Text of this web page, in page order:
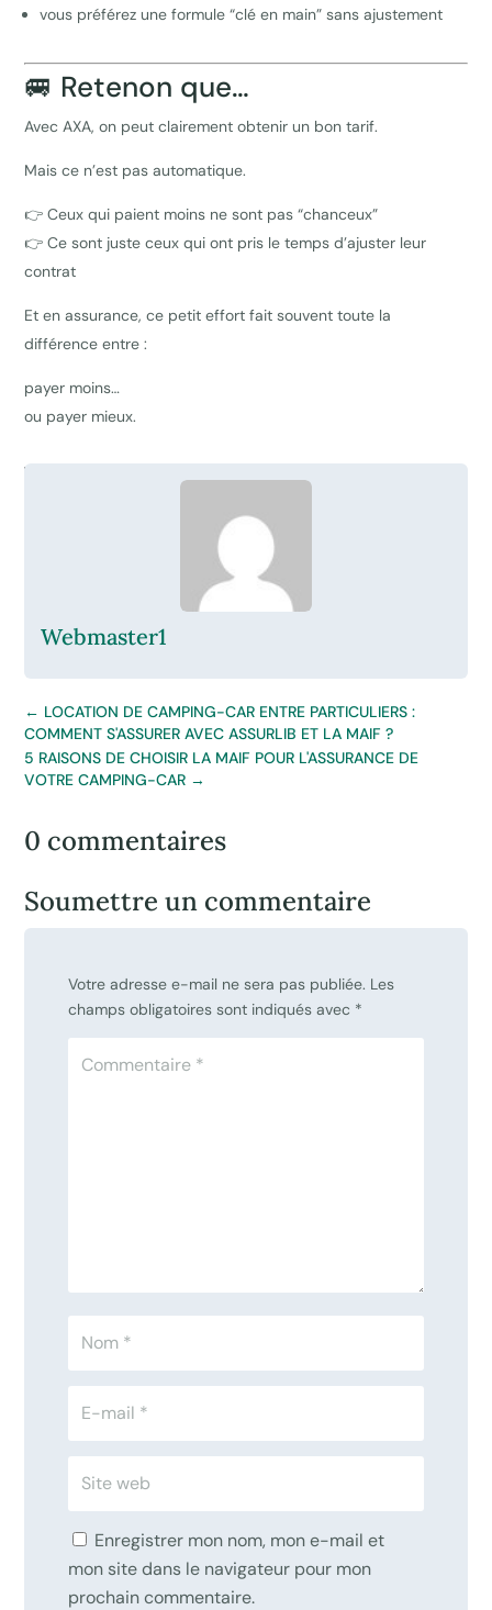
vous préférez une formule “clé en main” sans ajustement
🚐 Retenon que…
Avec AXA, on peut clairement obtenir un bon tarif.
Mais ce n’est pas automatique.
👉 Ceux qui paient moins ne sont pas “chanceux”
👉 Ce sont juste ceux qui ont pris le temps d’ajuster leur
contrat
Et en assurance, ce petit effort fait souvent toute la
différence entre :
payer moins…
ou payer mieux.
Webmaster1
← LOCATION DE CAMPING-CAR ENTRE PARTICULIERS :
COMMENT S'ASSURER AVEC ASSURLIB ET LA MAIF ?
5 RAISONS DE CHOISIR LA MAIF POUR L'ASSURANCE DE
VOTRE CAMPING-CAR →
0 commentaires
Soumettre un commentaire
Votre adresse e-mail ne sera pas publiée. Les
champs obligatoires sont indiqués avec *
Enregistrer mon nom, mon e-mail et
mon site dans le navigateur pour mon
prochain commentaire.